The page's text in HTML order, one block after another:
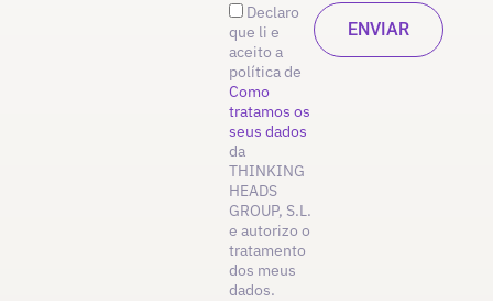
Declaro
que li e
aceito a
política de
Como
tratamos os
seus dados
da
THINKING
HEADS
GROUP, S.L.
e autorizo o
tratamento
dos meus
dados.